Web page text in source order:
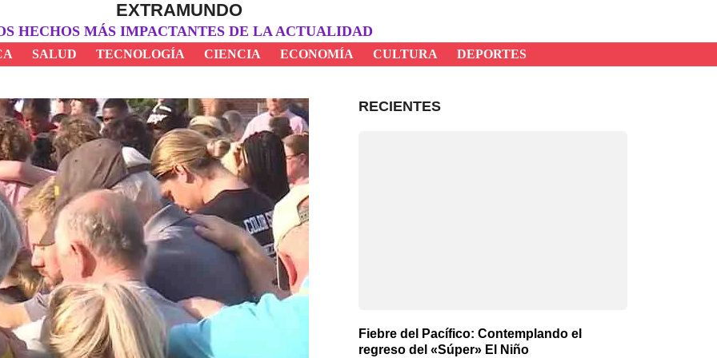
EXTRAMUNDO
HECHOS MÁS IMPACTANTES DE LA ACTUALIDAD
SALUD TECNOLOGÍA CIENCIA ECONOMÍA CULTURA DEPORTES
RECIENTES
Fiebre del Pacífico: Contemplando el
regreso del «Súper» El Niño